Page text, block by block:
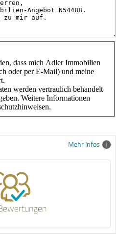
dass mich Adler Immobilien
oder per E-Mail) und meine
werden vertraulich behandelt
Weitere Informationen
Mehr Infos